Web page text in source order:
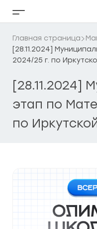
Кнопка
бокового
меню
Главная страница
[28.11.2024]
2024/25 г. по
[28.11.2024]
этап по
по